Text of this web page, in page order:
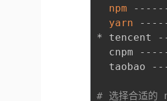
npm
yarn
* tencent
cnpm
taobao
# 选择合适的